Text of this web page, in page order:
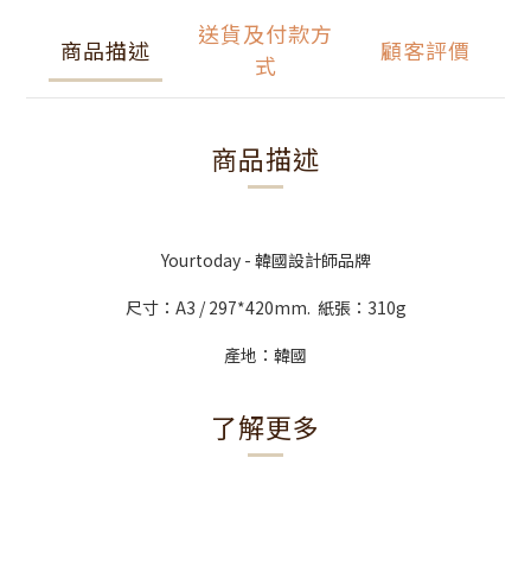
商品描述
送貨及付款方
式
顧客評價
商品描述
Yourtoday - 韓國設計師品牌
尺寸：A3 / 297*420mm. 紙張：310g
產地：韓國
了解更多